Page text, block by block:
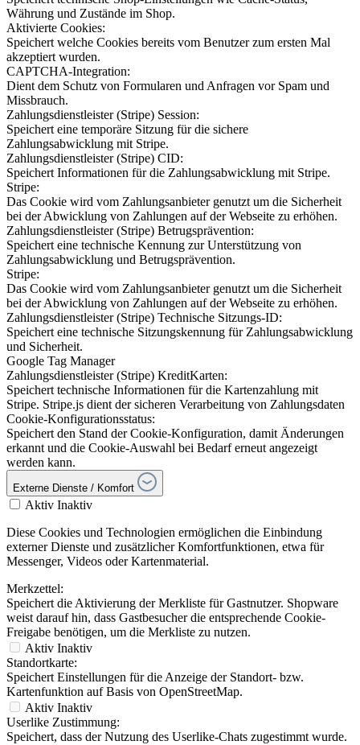
Währung und Zustände im Shop.
Aktivierte Cookies:
Speichert welche Cookies bereits vom Benutzer zum ersten Mal
akzeptiert wurden.
CAPTCHA-Integration:
Dient dem Schutz von Formularen und Anfragen vor Spam und
Missbrauch.
Zahlungsdienstleister (Stripe) Session:
Speichert eine temporäre Sitzung für die sichere
Zahlungsabwicklung mit Stripe.
Zahlungsdienstleister (Stripe) CID:
Speichert Informationen für die Zahlungsabwicklung mit Stripe.
Stripe:
Das Cookie wird vom Zahlungsanbieter genutzt um die Sicherheit
bei der Abwicklung von Zahlungen auf der Webseite zu erhöhen.
Zahlungsdienstleister (Stripe) Betrugsprävention:
Speichert eine technische Kennung zur Unterstützung von
Zahlungsabwicklung und Betrugsprävention.
Stripe:
Das Cookie wird vom Zahlungsanbieter genutzt um die Sicherheit
bei der Abwicklung von Zahlungen auf der Webseite zu erhöhen.
Zahlungsdienstleister (Stripe) Technische Sitzungs-ID:
Speichert eine technische Sitzungskennung für Zahlungsabwicklung
und Sicherheit.
Google Tag Manager
Zahlungsdienstleister (Stripe) KreditKarten:
Speichert technische Informationen für die Kartenzahlung mit
Stripe. Stripe.js dient der sicheren Verarbeitung von Zahlungsdaten
Cookie-Konfigurationsstatus:
Speichert den Stand der Cookie-Konfiguration, damit Änderungen
erkannt und die Cookie-Auswahl bei Bedarf erneut angezeigt
werden kann.
Externe Dienste / Komfort
Aktiv Inaktiv
Diese Cookies und Technologien ermöglichen die Einbindung
externer Dienste und zusätzlicher Komfortfunktionen, etwa für
Messenger, Videos oder Kartenmaterial.
Merkzettel:
Speichert die Aktivierung der Merkliste für Gastnutzer. Shopware
weist darauf hin, dass Gastbesucher die entsprechende Cookie-
Freigabe benötigen, um die Merkliste zu nutzen.
Aktiv Inaktiv
Standortkarte:
Speichert Einstellungen für die Anzeige der Standort- bzw.
Kartenfunktion auf Basis von OpenStreetMap.
Aktiv Inaktiv
Userlike Zustimmung:
Speichert, dass der Nutzung des Userlike-Chats zugestimmt wurde.